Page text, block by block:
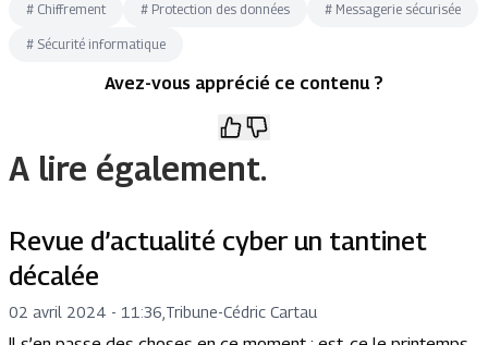
# Chiffrement # Protection des données # Messagerie sécurisée
# Sécurité informatique
Avez-vous apprécié ce contenu ?
A lire également.
Revue d’actualité cyber un tantinet
décalée
02 avril 2024 - 11:36 Tribune-Cédric Cartau